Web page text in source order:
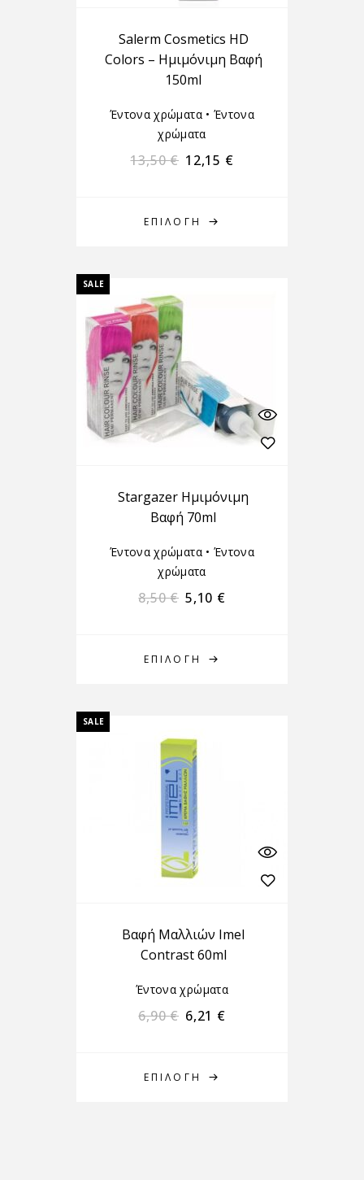
ΕΠΙΛΟΓΉ
Salerm Cosmetics HD
Colors – Ημιμόνιμη Βαφή
150ml
Έντονα χρώματα• Έντονα
χρώματα
13,50€ 12,15 €
SALE
ΕΠΙΛΟΓΉ
Stargazer Ημιμόνιμη
Βαφή 70ml
Έντονα χρώματα• Έντονα
χρώματα
8,50€ 5,10 €
SALE
ΕΠΙΛΟΓΉ
Βαφή Μαλλιών Imel
Contrast 60ml
Έντονα χρώματα
6,90€ 6,21 €